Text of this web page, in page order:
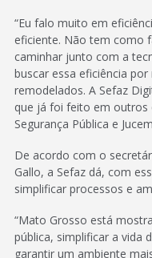
“Eu falo muito em
eficiente. Não tem como
caminhar junto com a
buscar essa eficiência
remodelados. A Sefaz
que já foi feito em outros
Segurança Pública e
De acordo com o
Gallo, a Sefaz dá, com
simplificar processos e
“Mato Grosso está
pública, simplificar a vida
garantir um ambiente